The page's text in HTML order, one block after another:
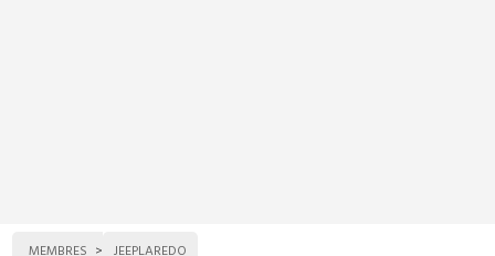
MEMBRES JEEPLAREDO